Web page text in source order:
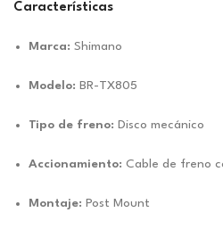
Características
Marca: Shimano
Modelo: BR-TX805
Tipo de freno: Disco mecánico
Accionamiento: Cable de freno
Montaje: Post Mount